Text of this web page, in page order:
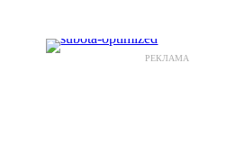
РЕКЛАМА